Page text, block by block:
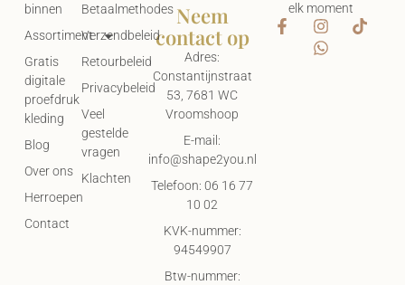
elk moment
Betaalmethodes
Verzendbeleid
Retourbeleid
Privacybeleid
Veel
gestelde
vragen
Klachten
binnen
Assortiment
Gratis
digitale
proefdruk
kleding
Blog
Over ons
Herroepen
Contact
Neem
contact op
Adres:
Constantijnstraat
53, 7681 WC
Vroomshoop
E-mail:
info@shape2you.nl
Telefoon: 06 16 77
10 02
KVK-nummer:
94549907
Btw-nummer: